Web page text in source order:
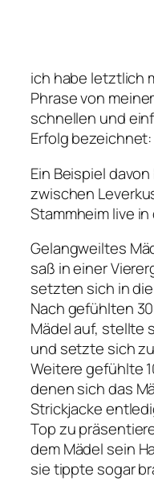
ich habe letztlich
Phrase von
schnellen und
Erfolg bezeichnet:
Ein Beispiel
zwischen
Stammheim live
Gelangweiltes
saß in einer
setzten sich in
Nach gefühlten
Mädel auf, stellte
und setzte sich
Weitere gefühlte
denen sich das
Strickjacke
Top zu
dem Mädel sein
sie tippte sogar